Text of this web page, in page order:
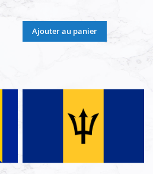
Ajouter au panier